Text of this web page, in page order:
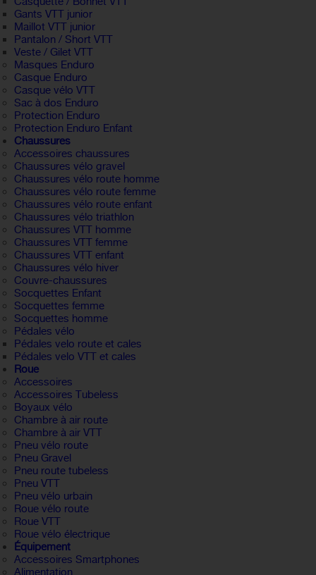
Gants VTT junior
Maillot VTT junior
Pantalon / Short VTT
Veste / Gilet VTT
Masques Enduro
Casque Enduro
Casque vélo VTT
Sac à dos Enduro
Protection Enduro
Protection Enduro Enfant
Chaussures
Accessoires chaussures
Chaussures vélo gravel
Chaussures vélo route homme
Chaussures vélo route femme
Chaussures vélo route enfant
Chaussures vélo triathlon
Chaussures VTT homme
Chaussures VTT femme
Chaussures VTT enfant
Chaussures vélo hiver
Couvre-chaussures
Socquettes Enfant
Socquettes femme
Socquettes homme
Pédales vélo
Pédales velo route et cales
Pédales velo VTT et cales
Roue
Accessoires
Accessoires Tubeless
Boyaux vélo
Chambre à air route
Chambre à air VTT
Pneu vélo route
Pneu Gravel
Pneu route tubeless
Pneu VTT
Pneu vélo urbain
Roue vélo route
Roue VTT
Roue vélo électrique
Équipement
Accessoires Smartphones
Alimentation